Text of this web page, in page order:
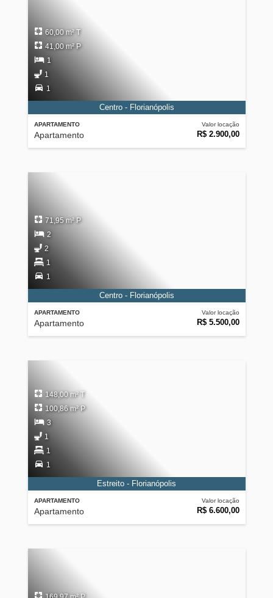
APARTAMENTO
Apartamento
Valor locação
R$ 2.900,00
60,00 m² T
41,00 m² P
1
1
1
Centro - Florianópolis
APARTAMENTO
Apartamento
Valor locação
R$ 5.500,00
71,95 m² P
2
2
1
1
Centro - Florianópolis
APARTAMENTO
Apartamento
Valor locação
R$ 6.600,00
148,00 m² T
100,86 m² P
3
1
1
1
Estreito - Florianópolis